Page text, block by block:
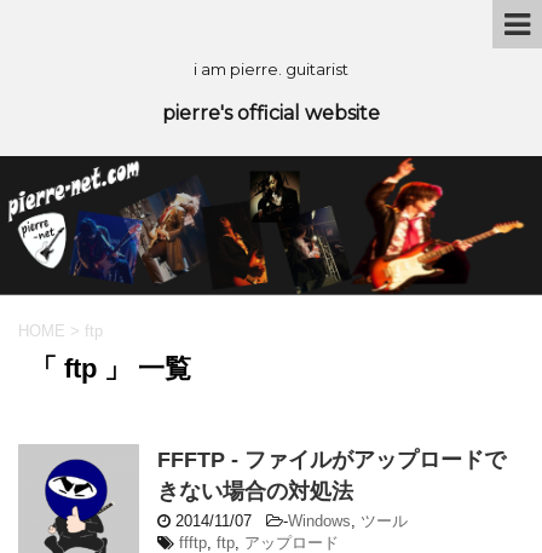
i am pierre. guitarist
pierre's official website
HOME > ftp
「 ftp 」 一覧
FFFTP - ファイルがアップロードで
きない場合の対処法
2014/11/07 -Windows
ツール
ffftp ftp アップロード